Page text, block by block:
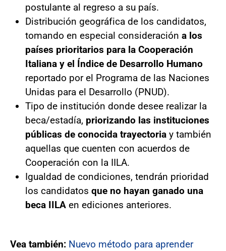
postulante al regreso a su país.
Distribución geográfica de los candidatos,
tomando en especial consideración a los
países prioritarios para la Cooperación
Italiana y el Índice de Desarrollo Humano
reportado por el Programa de las Naciones
Unidas para el Desarrollo (PNUD).
Tipo de institución donde desee realizar la
beca/estadía, priorizando las instituciones
públicas de conocida trayectoria y también
aquellas que cuenten con acuerdos de
Cooperación con la IILA.
Igualdad de condiciones, tendrán prioridad
los candidatos que no hayan ganado una
beca IILA en ediciones anteriores.
Vea también: Nuevo método para aprender